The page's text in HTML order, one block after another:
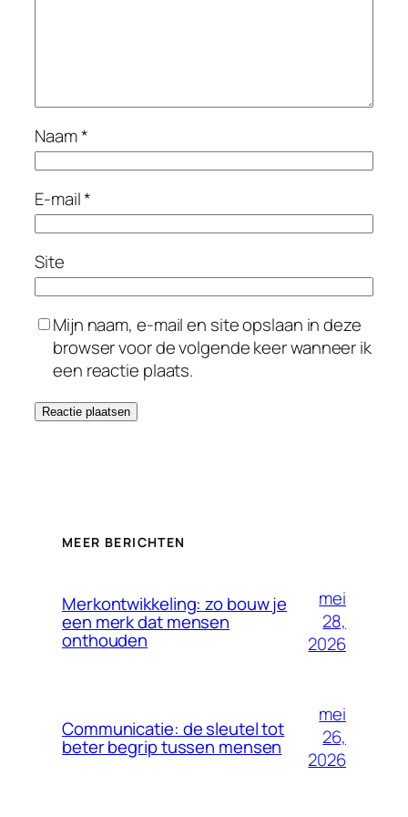
Naam*
E-mail*
Site
Mijn naam, e-mail en site opslaan in deze
browser voor de volgende keer wanneer ik
een reactie plaats.
MEER BERICHTEN
Merkontwikkeling: zo bouw je
een merk dat mensen
onthouden
mei
28,
2026
Communicatie: de sleutel tot
beter begrip tussen mensen
mei
26,
2026